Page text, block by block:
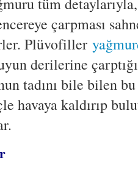
çarpması
Plüvofiller
derilerine
tadını bile bilen
havaya kaldırıp